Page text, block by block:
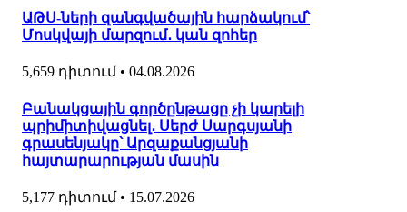
ԱԹՍ-ների զանգվածային հարձակում՝
Մոսկվայի մարզում․ կան զոհեր
5,659 դիտում • 04.08.2026
Բանակցային գործընթացը չի կարելի
պրիմիտիվացնել․ Սերժ Սարգսյանի
գրասենյակը՝ Արզաքանցյանի
հայտարարության մասին
5,177 դիտում • 15.07.2026